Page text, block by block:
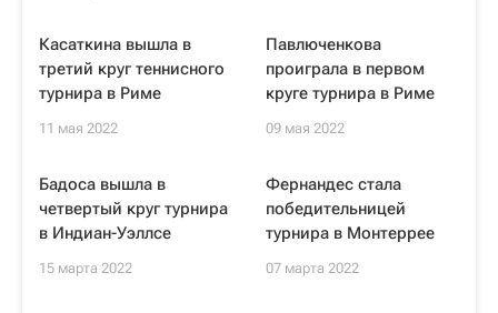
Касаткина вышла в
третий круг теннисного
турнира в Риме
11 мая 2022
Павлюченкова
проиграла в первом
круге турнира в Риме
09 мая 2022
Бадоса вышла в
четвертый круг турнира
в Индиан-Уэллсе
15 марта 2022
Фернандес стала
победительницей
турнира в Монтеррее
07 марта 2022